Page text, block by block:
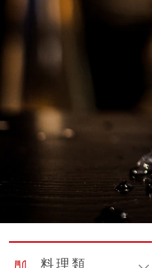
料理類